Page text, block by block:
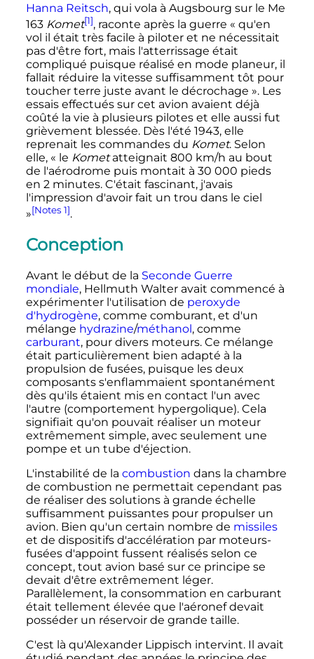
Hanna Reitsch, qui vola à Augsbourg sur le Me
163 Komet[1], raconte après la guerre « qu'en
vol il était très facile à piloter et ne nécessitait
pas d'être fort, mais l'atterrissage était
compliqué puisque réalisé en mode planeur, il
fallait réduire la vitesse suffisamment tôt pour
toucher terre juste avant le décrochage ». Les
essais effectués sur cet avion avaient déjà
coûté la vie à plusieurs pilotes et elle aussi fut
grièvement blessée. Dès l'été 1943, elle
reprenait les commandes du Komet. Selon
elle, « le Kometatteignait 800 km/h au bout
de l'aérodrome puis montait à 30 000 pieds
en 2 minutes. C'était fascinant, j'avais
l'impression d'avoir fait un trou dans le ciel
»[Notes 1].
Conception
Avant le début de la Seconde Guerre
mondiale, Hellmuth Walter avait commencé à
expérimenter l'utilisation de peroxyde
d'hydrogène, comme comburant, et d'un
mélange hydrazine/méthanol, comme
carburant, pour divers moteurs. Ce mélange
était particulièrement bien adapté à la
propulsion de fusées, puisque les deux
composants s'enflammaient spontanément
dès qu'ils étaient mis en contact l'un avec
l'autre (comportement hypergolique). Cela
signifiait qu'on pouvait réaliser un moteur
extrêmement simple, avec seulement une
pompe et un tube d'éjection.
L'instabilité de la combustion dans la chambre
de combustion ne permettait cependant pas
de réaliser des solutions à grande échelle
suffisamment puissantes pour propulser un
avion. Bien qu'un certain nombre de missiles
et de dispositifs d'accélération par moteurs-
fusées d'appoint fussent réalisés selon ce
concept, tout avion basé sur ce principe se
devait d'être extrêmement léger.
Parallèlement, la consommation en carburant
était tellement élevée que l'aéronef devait
posséder un réservoir de grande taille.
C'est là qu'Alexander Lippisch intervint. Il avait